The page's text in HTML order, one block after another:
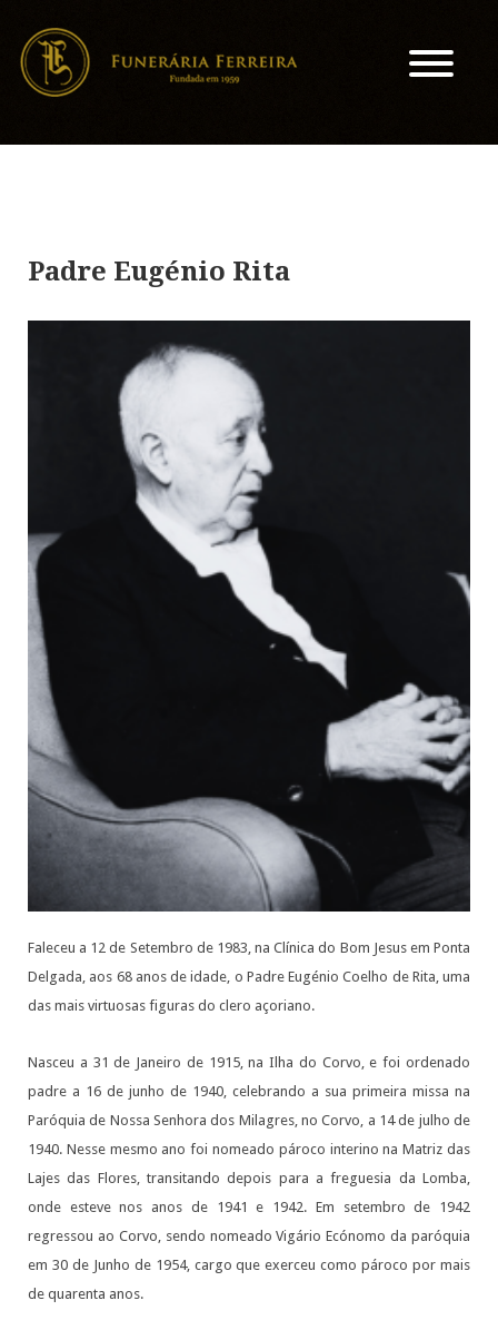
Padre Eugénio Rita
Faleceu a 12 de Setembro de 1983, na Clínica do Bom Jesus em Ponta
Delgada, aos 68 anos de idade, o Padre Eugénio Coelho de Rita, uma
das mais virtuosas figuras do clero açoriano.
Nasceu a 31 de Janeiro de 1915, na Ilha do Corvo, e foi ordenado
padre a 16 de junho de 1940, celebrando a sua primeira missa na
Paróquia de Nossa Senhora dos Milagres, no Corvo, a 14 de julho de
1940. Nesse mesmo ano foi nomeado pároco interino na Matriz das
Lajes das Flores, transitando depois para a freguesia da Lomba,
onde esteve nos anos de 1941 e 1942. Em setembro de 1942
regressou ao Corvo, sendo nomeado Vigário Ecónomo da paróquia
em 30 de Junho de 1954, cargo que exerceu como pároco por mais
de quarenta anos.